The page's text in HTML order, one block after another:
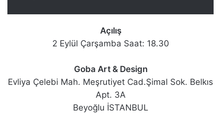
Açılış
2 Eylül Çarşamba Saat: 18.30
Goba Art & Design
Evliya Çelebi Mah. Meşrutiyet Cad.Şimal Sok. Belkıs
Apt. 3A
Beyoğlu İSTANBUL